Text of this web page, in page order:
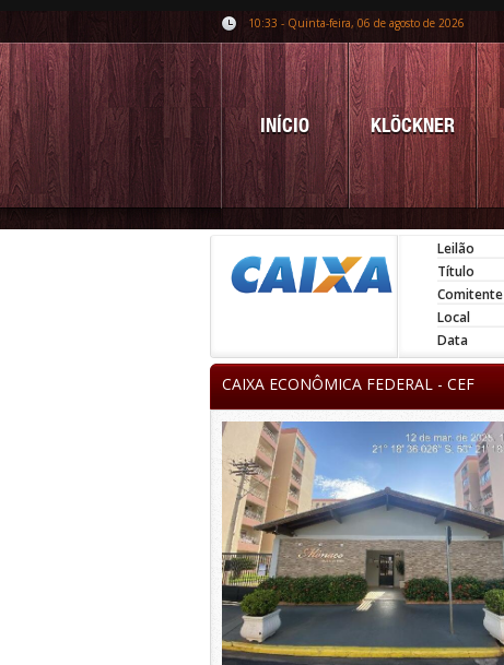
10:33 - Quinta-feira, 06 de agosto de 2026
INÍCIO KLÖCKNER
Leilão
Título
Comitente
Local
Data
CAIXA ECONÔMICA FEDERAL - CEF